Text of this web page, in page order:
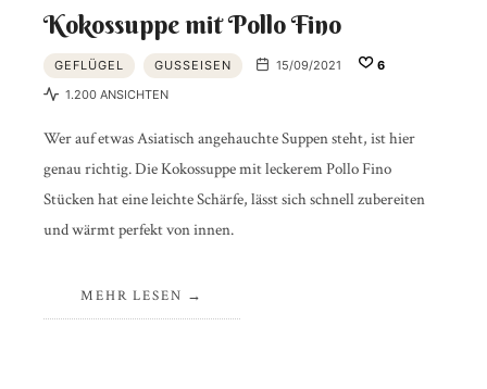
Kokossuppe mit Pollo Fino
GEFLÜGEL GUSSEISEN 15/09/2021
6
1.200 ANSICHTEN
Wer auf etwas Asiatisch angehauchte Suppen steht, ist hier
genau richtig. Die Kokossuppe mit leckerem Pollo Fino
Stücken hat eine leichte Schärfe, lässt sich schnell zubereiten
und wärmt perfekt von innen.
MEHR LESEN